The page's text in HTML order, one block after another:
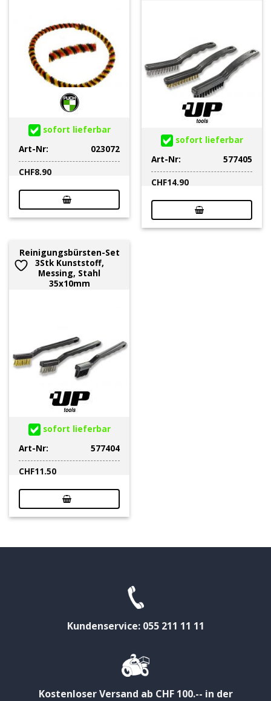
sofort lieferbar
Art-Nr:
023072
CHF8.90
sofort lieferbar
Art-Nr:
577405
CHF14.90
Reinigungsbürsten-Set
3Stk Kunststoff,
Messing, Stahl
35x10mm
sofort lieferbar
Art-Nr:
577404
CHF11.50
Kundenservice: 055 211 11 11
Kostenloser Versand ab CHF 100.-- in der